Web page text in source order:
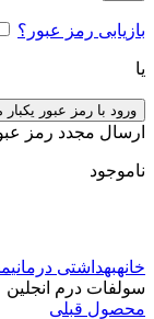
بازیابی رمز عبور؟
یا
ورود با رمز عبور
ارسال مجدد رمز
ناموجود
خانهبهداشتی درمانی
سولفات درم انجلین
محصول قبلی